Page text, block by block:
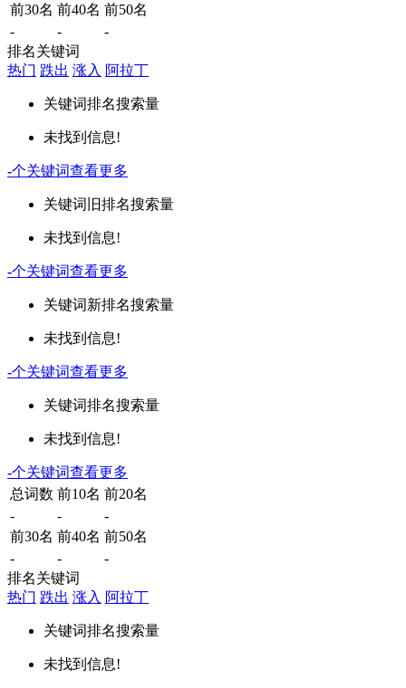
前30名 前40名 前50名
-
-
-
排名关键词
热门 跌出 涨入 阿拉丁
关键词排名搜索量
未找到信息!
-个关键词查看更多
关键词 旧排名搜索量
未找到信息!
-个关键词查看更多
关键词新排名搜索量
未找到信息!
-个关键词查看更多
关键词排名搜索量
未找到信息!
-个关键词查看更多
总词数 前10名 前20名
-
-
-
前30名 前40名 前50名
-
-
-
排名关键词
热门 跌出 涨入 阿拉丁
关键词排名搜索量
未找到信息!